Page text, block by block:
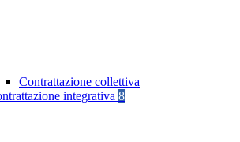
Contrattazione collettiva
integrativa 8